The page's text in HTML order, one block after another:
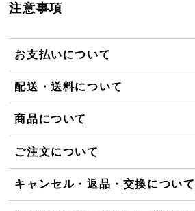
注意事項
お支払いについて
配送・送料について
商品について
ご注文について
キャンセル・返品・交換について